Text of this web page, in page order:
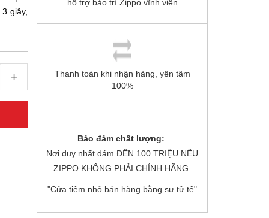
giây,
+
hỗ trợ bảo trì Zippo vĩnh viễn
Thanh toán khi nhận hàng, yên tâm
100%
Bảo đảm chất lượng:
Nơi duy nhất dám ĐỀN 100 TRIỆU NẾU
ZIPPO KHÔNG PHẢI CHÍNH HÃNG.
"Cửa tiệm nhỏ bán hàng bằng sự tử tế"